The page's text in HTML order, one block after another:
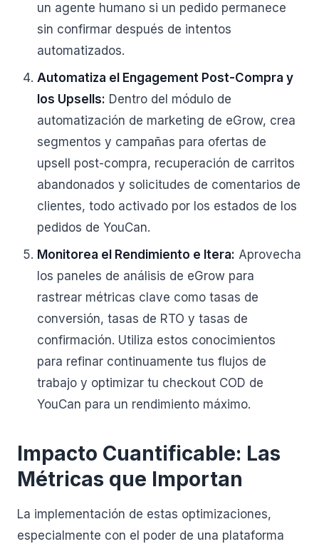
un agente humano si un pedido permanece
sin confirmar después de intentos
automatizados.
Automatiza el Engagement Post-Compra y
los Upsells: Dentro del módulo de
automatización de marketing de eGrow, crea
segmentos y campañas para ofertas de
upsell post-compra, recuperación de carritos
abandonados y solicitudes de comentarios de
clientes, todo activado por los estados de los
pedidos de YouCan.
Monitorea el Rendimiento e Itera: Aprovecha
los paneles de análisis de eGrow para
rastrear métricas clave como tasas de
conversión, tasas de RTO y tasas de
confirmación. Utiliza estos conocimientos
para refinar continuamente tus flujos de
trabajo y optimizar tu checkout COD de
YouCan para un rendimiento máximo.
Impacto Cuantificable: Las
Métricas que Importan
La implementación de estas optimizaciones,
especialmente con el poder de una plataforma